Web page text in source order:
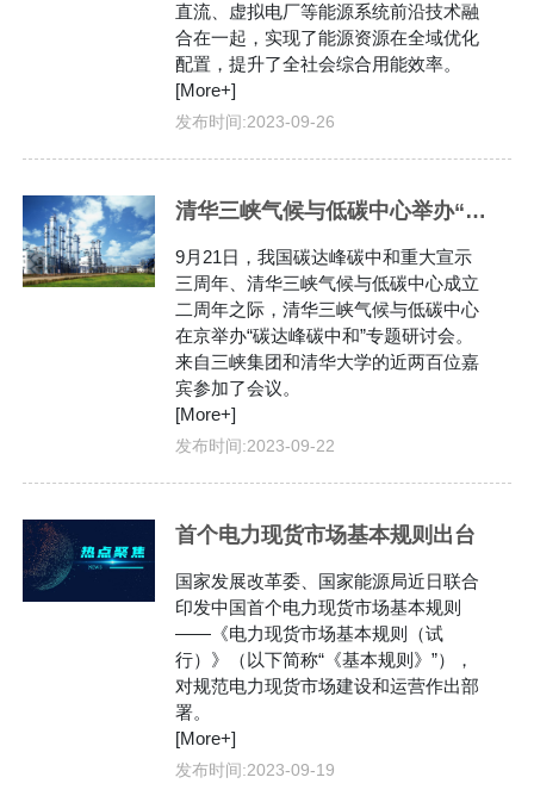
直流、虚拟电厂等能源系统前沿技术融
合在一起，实现了能源资源在全域优化
配置，提升了全社会综合用能效率。
[More+]
发布时间:2023-09-26
清华三峡气候与低碳中心举办“碳达峰碳中和”专题研讨会在京举办
9月21日，我国碳达峰碳中和重大宣示
三周年、清华三峡气候与低碳中心成立
二周年之际，清华三峡气候与低碳中心
在京举办“碳达峰碳中和”专题研讨会。
来自三峡集团和清华大学的近两百位嘉
宾参加了会议。
[More+]
发布时间:2023-09-22
首个电力现货市场基本规则出台
国家发展改革委、国家能源局近日联合
印发中国首个电力现货市场基本规则
——《电力现货市场基本规则（试
行）》（以下简称“《基本规则》”），
对规范电力现货市场建设和运营作出部
署。
[More+]
发布时间:2023-09-19